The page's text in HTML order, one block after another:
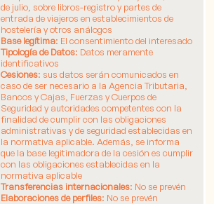
de julio, sobre libros-registro y partes de
entrada de viajeros en establecimientos de
hostelería y otros análogos
Base legítima: El consentimiento del interesado
Tipología de Datos: Datos meramente
identificativos
Cesiones: sus datos serán comunicados en
caso de ser necesario a la Agencia Tributaria,
Bancos y Cajas, Fuerzas y Cuerpos de
Seguridad y autoridades competentes con la
finalidad de cumplir con las obligaciones
administrativas y de seguridad establecidas en
la normativa aplicable. Además, se informa
que la base legitimadora de la cesión es cumplir
con las obligaciones establecidas en la
normativa aplicable
Transferencias internacionales: No se prevén
Elaboraciones de perfiles: No se prevén